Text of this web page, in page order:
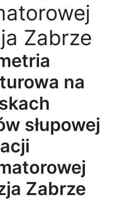
Zabrze
na
słupowej
Zabrze